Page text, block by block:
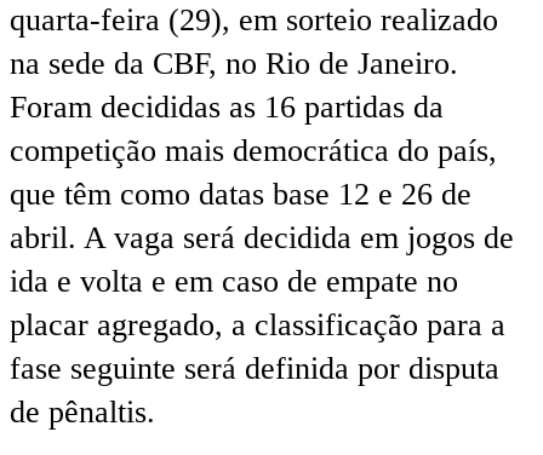
quarta-feira (29), em sorteio realizado
na sede da CBF, no Rio de Janeiro.
Foram decididas as 16 partidas da
competição mais democrática do país,
que têm como datas base 12 e 26 de
abril. A vaga será decidida em jogos de
ida e volta e em caso de empate no
placar agregado, a classificação para a
fase seguinte será definida por disputa
de pênaltis.